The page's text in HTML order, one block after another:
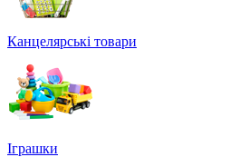
Канцелярські товари
Іграшки